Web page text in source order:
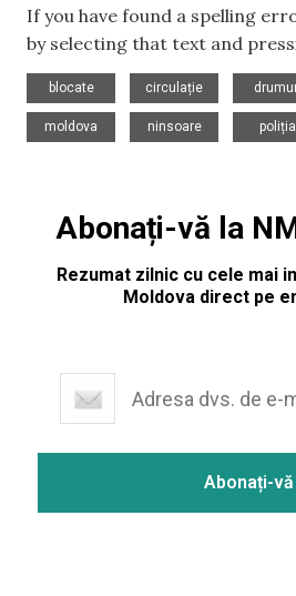
If you have found a spelling
by selecting that text and
blocate
circulație
moldova
ninsoare
poliția
Abonați-vă la
Rezumat zilnic cu cele mai
Moldova direct pe